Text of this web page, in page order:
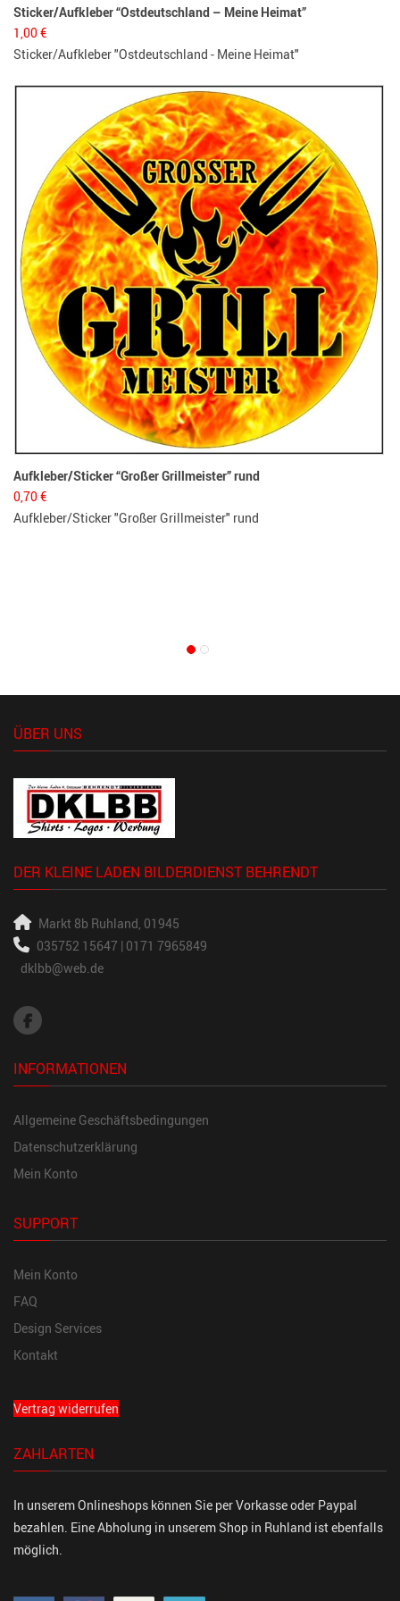
Sticker/Aufkleber “Ostdeutschland – Meine Heimat”
1,00€
Sticker/Aufkleber "Ostdeutschland - Meine Heimat"
Aufkleber/Sticker “Großer Grillmeister” rund
0,70€
Aufkleber/Sticker "Großer Grillmeister" rund
ÜBER UNS
DER KLEINE LADEN BILDERDIENST BEHRENDT
Markt 8b Ruhland, 01945
035752 15647 | 0171 7965849
dklbb@web.de
INFORMATIONEN
Allgemeine Geschäftsbedingungen
Datenschutzerklärung
Mein Konto
SUPPORT
Mein Konto
FAQ
Design Services
Kontakt
Vertrag widerrufen
ZAHLARTEN
In unserem Onlineshops können Sie per Vorkasse oder Paypal
bezahlen. Eine Abholung in unserem Shop in Ruhland ist ebenfalls
möglich.